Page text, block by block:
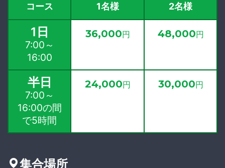
コース 1名様 2名様
1日
7:00～
16:00
36,000円 48,000円
半日
7:00～
16:00の間
で5時間
24,000円 30,000円
集合場所